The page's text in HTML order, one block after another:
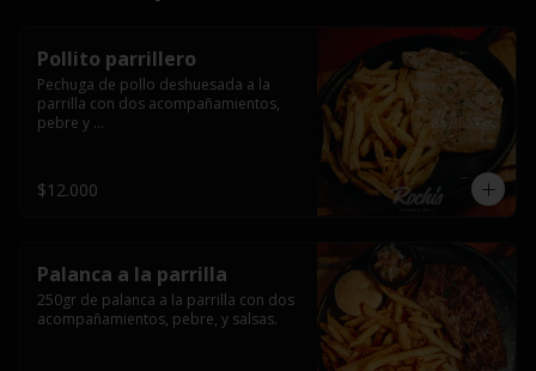
Pollito parrillero
Pechuga de pollo deshuesada a la
parrilla con dos acompañamientos,
pebre y
$12.000
Palanca a la parrilla
250gr de palanca a la parrilla con dos
acompañamientos, pebre, y salsas.